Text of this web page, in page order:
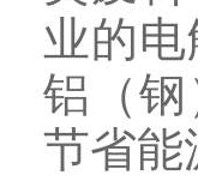
业的
铝（
节省能